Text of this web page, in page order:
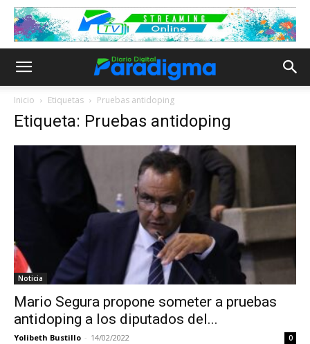
Inicio Etiquetas Pruebas antidoping
Etiqueta: Pruebas antidoping
Noticia
Mario Segura propone someter a pruebas
antidoping a los diputados del...
Yolibeth Bustillo - 14/02/2022 0